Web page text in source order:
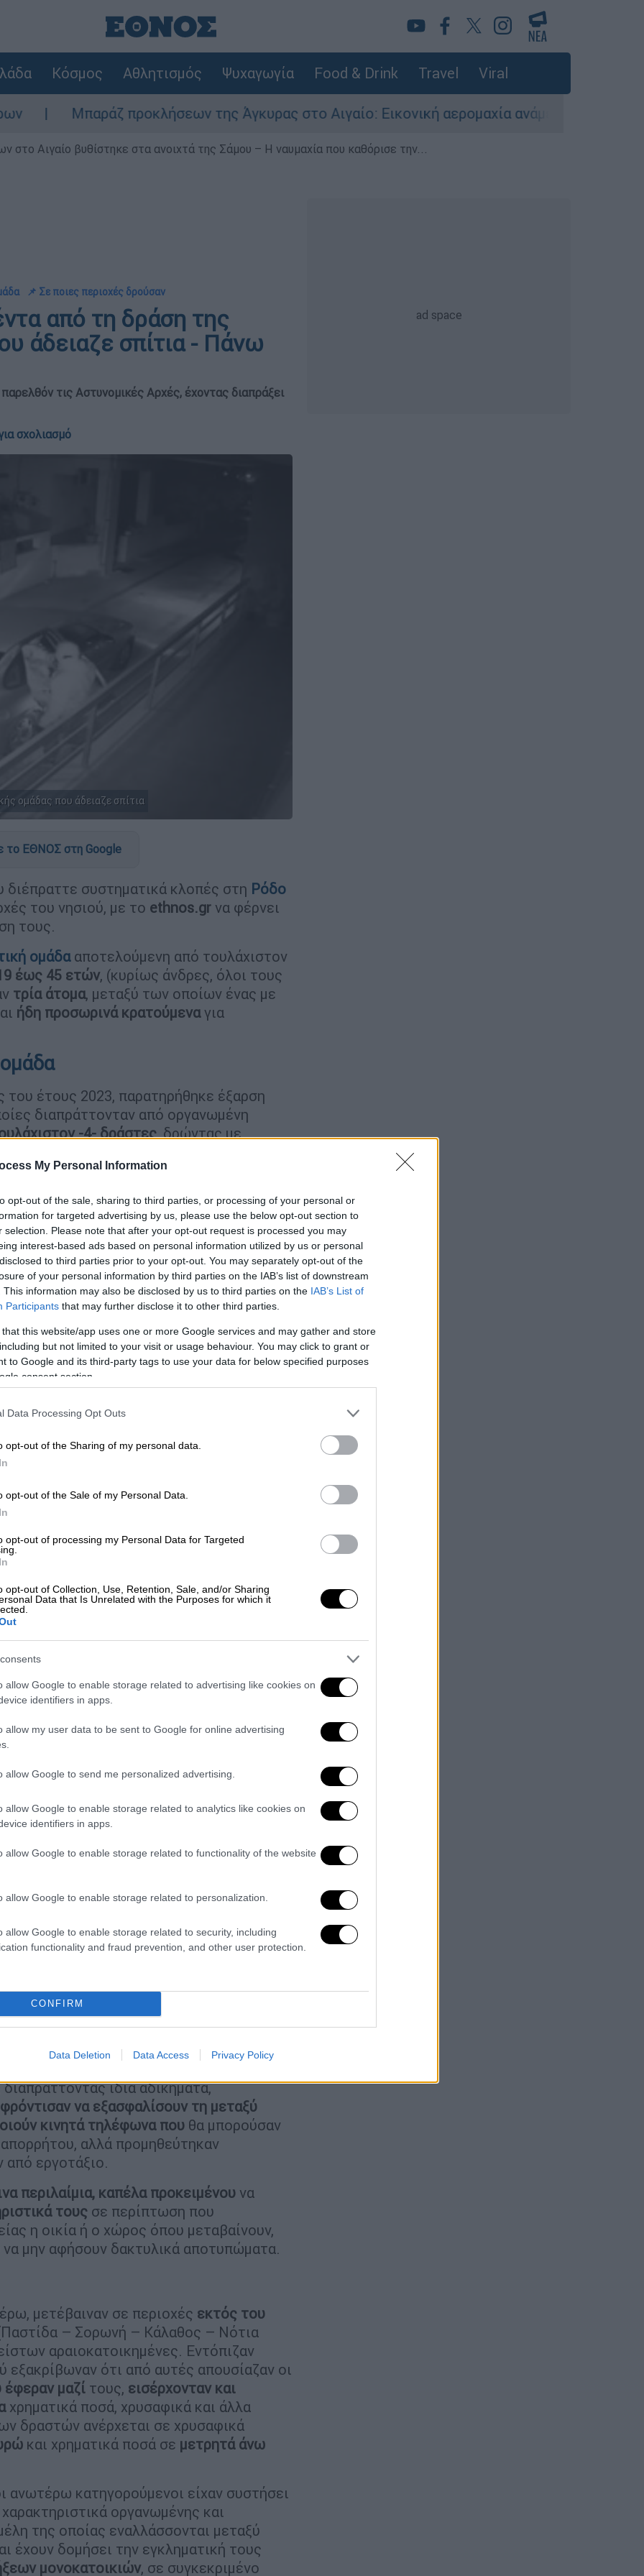
My Personal Information
opt-out of the sale, sharing to third parties, or processing of your personal or
for targeted advertising by us, please use the below opt-out section to
selection. Please note that after your opt-out request is processed you may
interest-based ads based on personal information utilized by us or personal
to third parties prior to your opt-out. You may separately opt-out of the
of your personal information by third parties on the IAB’s list of downstream
This information may also be disclosed by us to third parties on the IAB’s List of
Participants that may further disclose it to other third parties.
that this website/app uses one or more Google services and may gather and store
but not limited to your visit or usage behaviour. You may click to grant or
to Google and its third-party tags to use your data for below specified purposes
consent section.
Data Processing Opt Outs
opt-out of the Sharing of my personal data.
opt-out of the Sale of my Personal Data.
opt-out of processing my Personal Data for Targeted
opt-out of Collection, Use, Retention, Sale, and/or Sharing
Data that Is Unrelated with the Purposes for which it
allow Google to enable storage related to advertising like cookies on
identifiers in apps.
allow my user data to be sent to Google for online advertising
allow Google to send me personalized advertising.
allow Google to enable storage related to analytics like cookies on
identifiers in apps.
allow Google to enable storage related to functionality of the website
allow Google to enable storage related to personalization.
allow Google to enable storage related to security, including
functionality and fraud prevention, and other user protection.
CONFIRM
Data Deletion Data Access Privacy Policy
Κόσμος Αθλητισμός Ψυχαγωγία Food & Drink Travel Viral
προκλήσεων της Άγκυρας στο Αιγαίο: Εικονική αερομαχία ανάμεσα σε ελληνικά και
στο Αιγαίο βυθίστηκε στα ανοιχτά της Σάμου – Η ναυμαχία που καθόρισε την...
📌 Σε ποιες περιοχές δρούσαν
από τη δράση της
άδειαζε σπίτια - Πάνω
τις Αστυνομικές Αρχές, έχοντας διαπράξει
σχολιασμό
ομάδας που άδειαζε σπίτια
το ΕΘΝΟΣ στη Google
συστηματικά κλοπές στη Ρόδο
του νησιού, με το ethnos.gr να φέρνει
τους.
ομάδααποτελούμενη από τουλάχιστον
έως 45 ετών, (κυρίως άνδρες, όλοι τους
τρία άτομα, μεταξύ των οποίων ένας με
ήδη προσωρινά κρατούμεναγια
έτους 2023, παρατηρήθηκε έξαρση
διαπράττονταν από οργανωμένη
-4- δράστες, δρώντας με
ασφαλή μετάβασή τους στον τόπο δράσης
και
δε προέβαιναν στην αγορά κάποιων
κυκλοφορίαςπουαφαιρούσαν
με αυτόν τον τρόπο τις αρχές, σε
τον τύπο του αυτοκινήτου ή
άνω Ι.Χ.Ε. αυτοκίνητα, τα μέλη της
στάθμευαν σε προαύλιους χώρους
να τα χρησιμοποιούν και σε περίπτωση
να συσχετιστούν με τους τόπους
δραστών είναι άτομα που έχουν
ίδια αδικήματα,
φρόντισαν να εξασφαλίσουν τη μεταξύ
κινητά τηλέφωνα που θα μπορούσαν
αλλά προμηθεύτηκαν
από εργοτάξιο.
περιλαίμια, καπέλα προκειμένου να
τους σε περίπτωση που
η οικία ή ο χώρος όπου μεταβαίνουν,
μην αφήσουν δακτυλικά αποτυπώματα.
μετέβαιναν σε περιοχές εκτός του
– Σορωνή – Κάλαθος – Νότια
αραιοκατοικημένες. Εντόπιζαν
εξακρίβωναν ότι από αυτές απουσίαζαν οι
έφεραν μαζί τους, εισέρχονταν και
χρηματικά ποσά, χρυσαφικά και άλλα
δραστών ανέρχεται σε χρυσαφικά
και χρηματικά ποσά σε μετρητά άνω
ανωτέρω κατηγορούμενοι είχαν συστήσει
οργανωμένης και
της οποίας εναλλάσσονται μεταξύ
έχουν δομήσει την εγκληματική τους
μονοκατοικιών, σε συγκεκριμένο